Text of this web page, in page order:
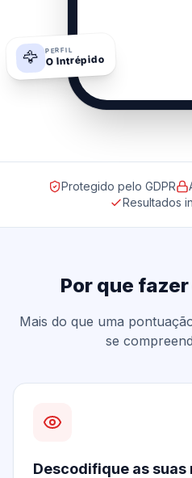
🦅 PERFIL
O Intrépido
Protegido pelo GDPR
Resultados
Por que
Mais do que uma
se
Descodifique as suas